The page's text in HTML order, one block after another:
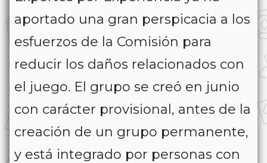
aportado una gran perspicacia a los
esfuerzos de la Comisión para
reducir los daños relacionados con
el juego. El grupo se creó en junio
con carácter provisional, antes de la
creación de un grupo permanente,
y está integrado por personas con